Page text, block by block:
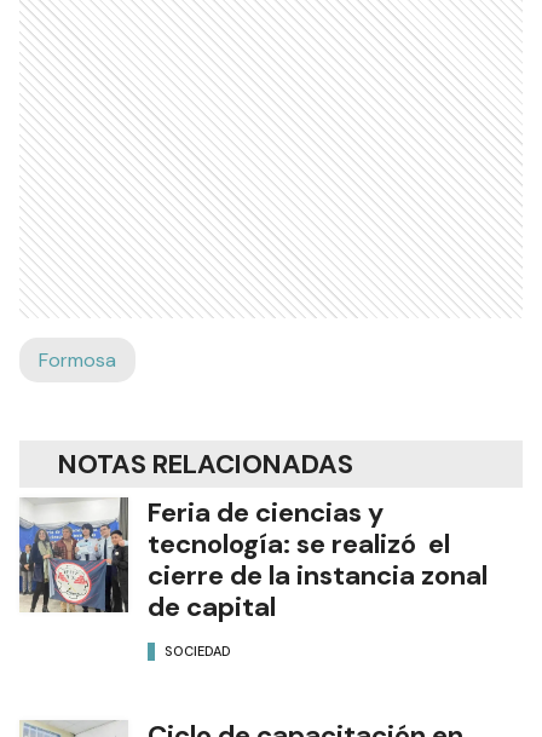
Formosa
NOTAS RELACIONADAS
Feria de ciencias y
tecnología: se realizó el
cierre de la instancia zonal
de capital
SOCIEDAD